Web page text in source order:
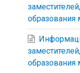
образования
образования